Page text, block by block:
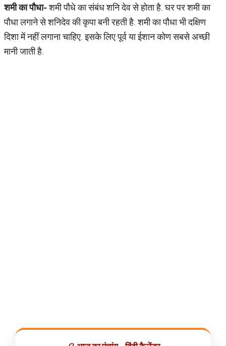
शमी का पौधा-शमी पौधे का संबंध शनि देव से होता है. घर पर शमी का
पौधा लगाने से शनिदेव की कृपा बनी रहती है. शमी का पौधा भी दक्षिण
दिशा में नहीं लगाना चाहिए. इसके लिए पूर्व या ईशान कोण सबसे अच्छी
मानी जाती है.